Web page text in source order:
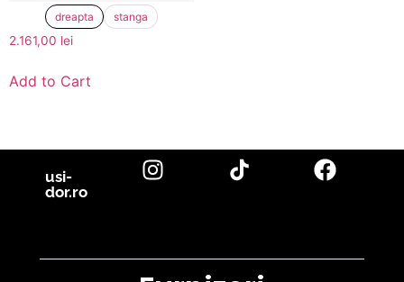
dreapta stanga
2.161,00 lei
Add to Cart
usi-
dor.ro